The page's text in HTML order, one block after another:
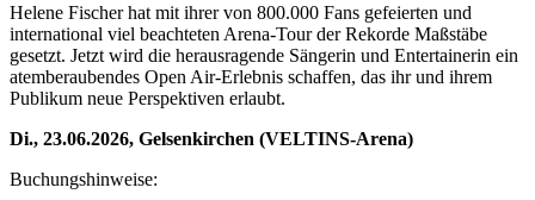
Helene Fischer hat mit ihrer von 800.000 Fans gefeierten und
international viel beachteten Arena-Tour der Rekorde Maßstäbe
gesetzt. Jetzt wird die herausragende Sängerin und Entertainerin ein
atemberaubendes Open Air-Erlebnis schaffen, das ihr und ihrem
Publikum neue Perspektiven erlaubt.
Di., 23.06.2026, Gelsenkirchen (VELTINS-Arena)
Buchungshinweise: